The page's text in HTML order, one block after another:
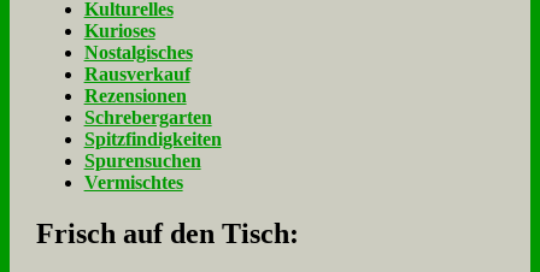
Kulturelles
Kurioses
Nostalgisches
Rausverkauf
Rezensionen
Schrebergarten
Spitzfindigkeiten
Spurensuchen
Vermischtes
Frisch auf den Tisch: